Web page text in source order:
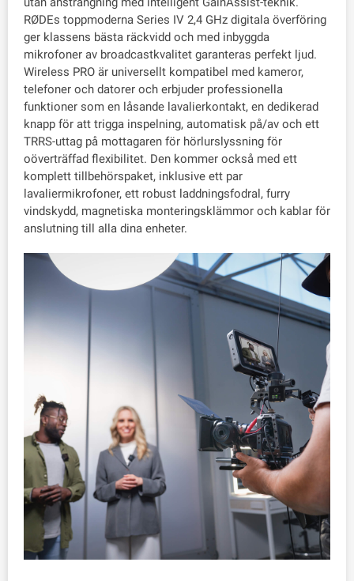
RØDEs toppmoderna Series IV 2,4 GHz digitala överföring
ger klassens bästa räckvidd och med inbyggda
mikrofoner av broadcastkvalitet garanteras perfekt ljud.
Wireless PRO är universellt kompatibel med kameror,
telefoner och datorer och erbjuder professionella
funktioner som en låsande lavalierkontakt, en dedikerad
knapp för att trigga inspelning, automatisk på/av och ett
TRRS-uttag på mottagaren för hörlurslyssning för
oöverträffad flexibilitet. Den kommer också med ett
komplett tillbehörspaket, inklusive ett par
lavaliermikrofoner, ett robust laddningsfodral, furry
vindskydd, magnetiska monteringsklämmor och kablar för
anslutning till alla dina enheter.